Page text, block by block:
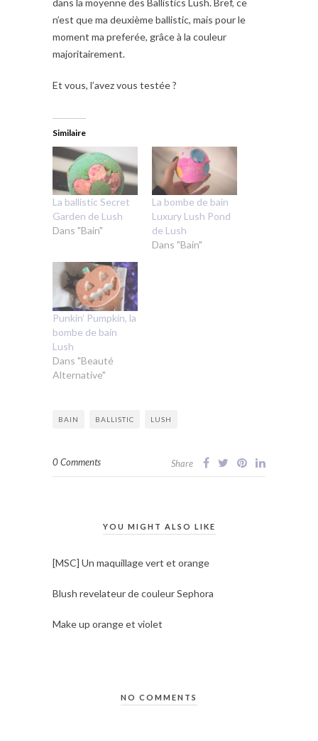
n’est que ma deuxième ballistic, mais pour le
moment ma preferée, grâce à la couleur
majoritairement.
Et vous, l’avez vous testée ?
Similaire
La ballistic Secret
Garden de Lush
Dans "Bain"
La bombe de bain
Luxury Lush Pond
de Lush
Dans "Bain"
Punkin’ Pumpkin, la
bombe de bain
Lush
Dans "Beauté
Alternative"
BAIN BALLISTIC LUSH
0 Comments Share
YOU MIGHT ALSO LIKE
[MSC] Un maquillage vert et orange
Blush revelateur de couleur Sephora
Make up orange et violet
NO COMMENTS